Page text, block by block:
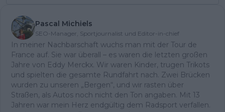
Pascal Michiels
SEO-Manager, Sportjournalist und Editor-in-chief
In meiner Nachbarschaft wuchs man mit der Tour de
France auf. Sie war überall – es waren die letzten großen
Jahre von Eddy Merckx. Wir waren Kinder, trugen Trikots
und spielten die gesamte Rundfahrt nach. Zwei Brücken
wurden zu unseren „Bergen“, und wir rasten über
Straßen, als Autos noch nicht den Ton angaben. Mit 13
Jahren war mein Herz endgültig dem Radsport verfallen.